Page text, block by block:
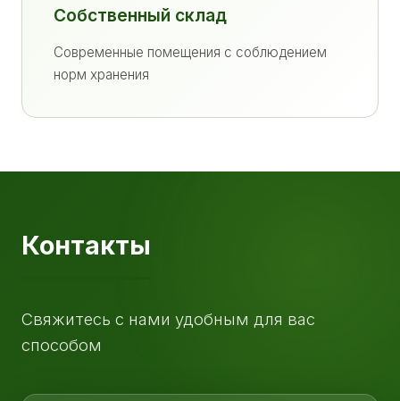
Собственный склад
Современные помещения с соблюдением
норм хранения
Контакты
Свяжитесь с нами удобным для вас
способом